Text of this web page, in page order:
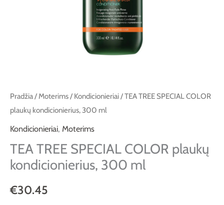
Pradžia/Moterims/ Kondicionieriai/ TEA TREE SPECIAL COLOR
plaukų kondicionierius, 300 ml
Kondicionieriai, Moterims
TEA TREE SPECIAL COLOR plaukų
kondicionierius, 300 ml
€30.45